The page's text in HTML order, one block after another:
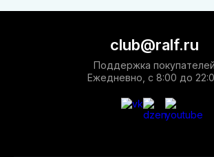
club@ralf.ru
Поддержка покупателей
Ежедневно, с 8:00 до